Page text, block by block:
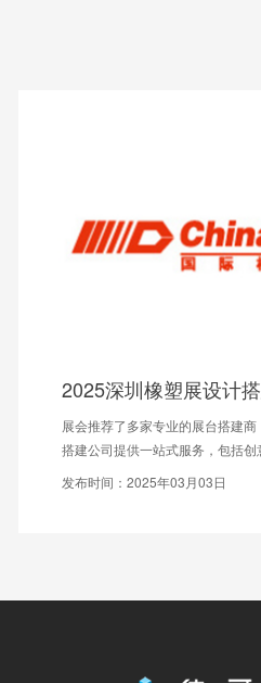
2025深圳橡塑展设计
展会推荐了多家专业的展台搭建
搭建公司提供一站式服务，包括创
发布时间：2025年03月03日